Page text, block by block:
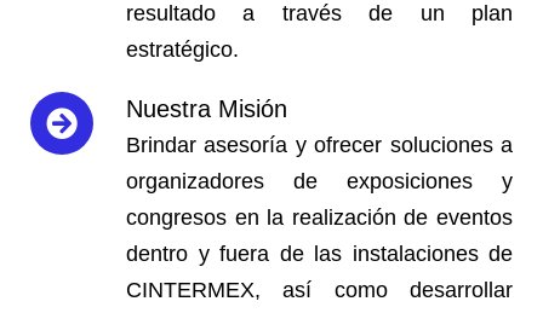
resultado a través de un plan
estratégico.
Nuestra Misión
Brindar asesoría y ofrecer soluciones a
organizadores de exposiciones y
congresos en la realización de eventos
dentro y fuera de las instalaciones de
CINTERMEX, así como desarrollar